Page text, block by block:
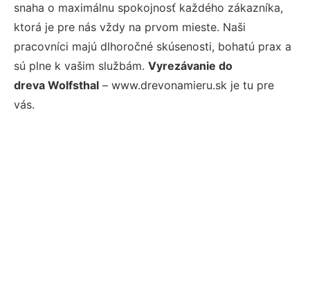
snaha o maximálnu spokojnosť každého zákazníka,
ktorá je pre nás vždy na prvom mieste. Naši
pracovníci majú dlhoročné skúsenosti, bohatú prax a
sú plne k vašim službám. Vyrezávanie do
dreva Wolfsthal – www.drevonamieru.sk je tu pre
vás.